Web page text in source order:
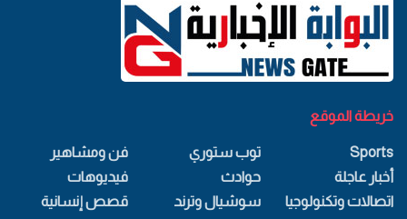
خريطة الموقع
Sports
أخبار عاجلة
اتصالات وتكنولوجيا
توب ستوري
حوادث
سوشيال وترند
فن ومشاهير
فيديوهات
قصص إنسانية